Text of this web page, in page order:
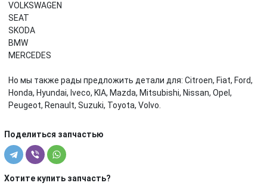
VOLKSWAGEN
SEAT
SKODA
BMW
MERCEDES
Но мы также рады предложить детали для: Citroen, Fiat, Ford,
Honda, Hyundai, Iveco, KIA, Mazda, Mitsubishi, Nissan, Opel,
Peugeot, Renault, Suzuki, Toyota, Volvo.
Поделиться запчастью
Хотите купить запчасть?